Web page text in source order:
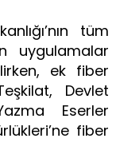
tüm
uygulamalar
ek fiber
Devlet
Eserler
fiber